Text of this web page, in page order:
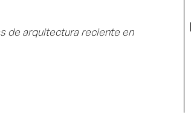
de arquitectura reciente en